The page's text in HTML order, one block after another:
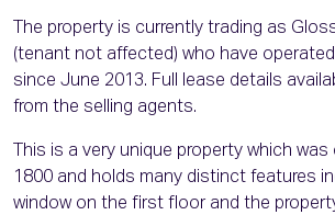
The property is currently trading as
(tenant not affected) who have
since June 2013. Full lease details
from the selling agents.
This is a very unique property which
1800 and holds many distinct features
window on the first floor and the